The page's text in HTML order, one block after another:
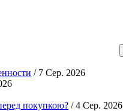
/ 7 Сер. 2026
покупкою? / 4 Сер. 2026